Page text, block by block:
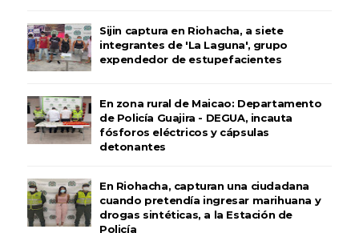
Sijin captura en Riohacha, a siete
integrantes de 'La Laguna', grupo
expendedor de estupefacientes
En zona rural de Maicao: Departamento
de Policía Guajira - DEGUA, incauta
fósforos eléctricos y cápsulas
detonantes
En Riohacha, capturan una ciudadana
cuando pretendía ingresar marihuana y
drogas sintéticas, a la Estación de
Policía